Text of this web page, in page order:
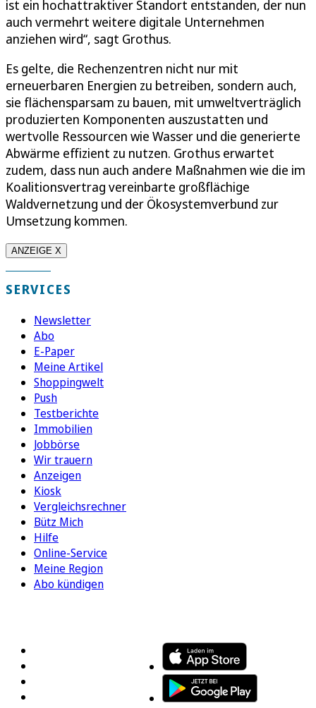
ist ein hochattraktiver Standort entstanden, der nun
auch vermehrt weitere digitale Unternehmen
anziehen wird“, sagt Grothus.
Es gelte, die Rechenzentren nicht nur mit
erneuerbaren Energien zu betreiben, sondern auch,
sie flächensparsam zu bauen, mit umweltverträglich
produzierten Komponenten auszustatten und
wertvolle Ressourcen wie Wasser und die generierte
Abwärme effizient zu nutzen. Grothus erwartet
zudem, dass nun auch andere Maßnahmen wie die im
Koalitionsvertrag vereinbarte großflächige
Waldvernetzung und der Ökosystemverbund zur
Umsetzung kommen.
ANZEIGE X
SERVICES
Newsletter
Abo
E-Paper
Meine Artikel
Shoppingwelt
Push
Testberichte
Immobilien
Jobbörse
Wir trauern
Anzeigen
Kiosk
Vergleichsrechner
Bütz Mich
Hilfe
Online-Service
Meine Region
Abo kündigen